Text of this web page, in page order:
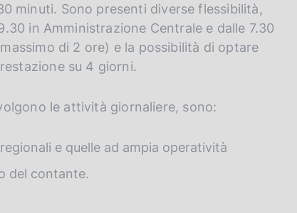
minuti. Sono presenti diverse flessibilità,
in Amministrazione Centrale e dalle 7.30
di 2 ore) e la possibilità di optare
su 4 giorni.
le attività giornaliere, sono:
e quelle ad ampia operatività
del contante.